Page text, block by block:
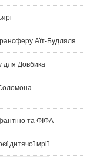
Аїт-Будляля
для Довбика
та ФІФА
дитячої мрії